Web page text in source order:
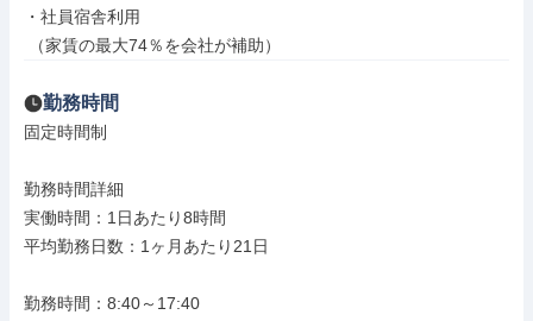
・社員宿舎利用
（家賃の最大74％を会社が補助）
勤務時間
固定時間制
勤務時間詳細
実働時間：1日あたり8時間
平均勤務日数：1ヶ月あたり21日
勤務時間：8:40～17:40